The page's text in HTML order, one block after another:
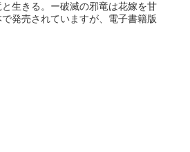
生きる。ー破滅の邪竜は花嫁を甘
発売されていますが、電子書籍版